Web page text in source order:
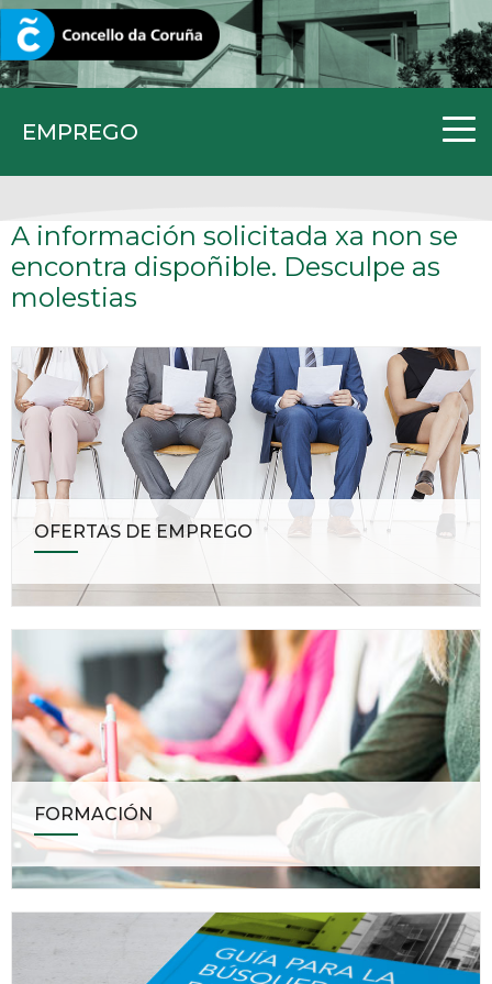
EMPREGO
CORUNA.GAL
A información solicitada xa non se
encontra dispoñible. Desculpe as
molestias
OFERTAS DE EMPREGO
FORMACIÓN